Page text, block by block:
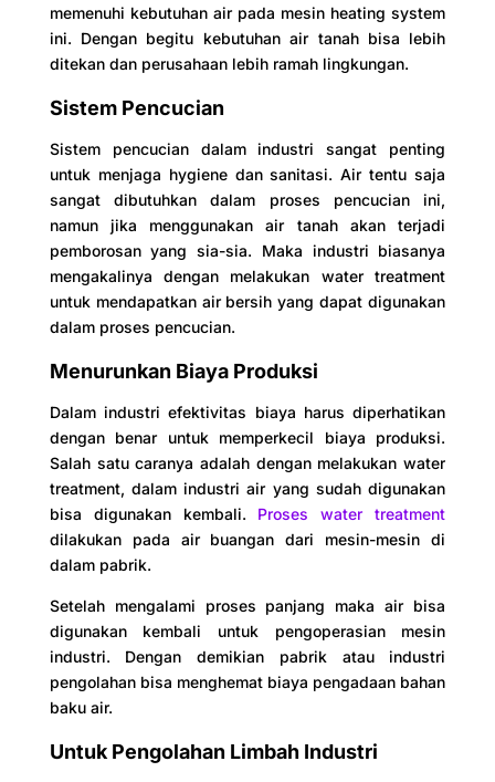
memenuhi kebutuhan air pada mesin heating system
ini. Dengan begitu kebutuhan air tanah bisa lebih
ditekan dan perusahaan lebih ramah lingkungan.
Sistem Pencucian
Sistem pencucian dalam industri sangat penting
untuk menjaga hygiene dan sanitasi. Air tentu saja
sangat dibutuhkan dalam proses pencucian ini,
namun jika menggunakan air tanah akan terjadi
pemborosan yang sia-sia. Maka industri biasanya
mengakalinya dengan melakukan water treatment
untuk mendapatkan air bersih yang dapat digunakan
dalam proses pencucian.
Menurunkan Biaya Produksi
Dalam industri efektivitas biaya harus diperhatikan
dengan benar untuk memperkecil biaya produksi.
Salah satu caranya adalah dengan melakukan water
treatment, dalam industri air yang sudah digunakan
bisa digunakan kembali. Proses water treatment
dilakukan pada air buangan dari mesin-mesin di
dalam pabrik.
Setelah mengalami proses panjang maka air bisa
digunakan kembali untuk pengoperasian mesin
industri. Dengan demikian pabrik atau industri
pengolahan bisa menghemat biaya pengadaan bahan
baku air.
Untuk Pengolahan Limbah Industri